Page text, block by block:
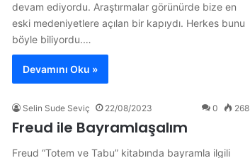
devam ediyordu. Araştırmalar görünürde bize en
eski medeniyetlere açılan bir kapıydı. Herkes bunu
böyle biliyordu.…
Devamını Oku »
Selin Sude Seviç 22/08/2023 0 268
Freud ile Bayramlaşalım
Freud “Totem ve Tabu” kitabında bayramla ilgili